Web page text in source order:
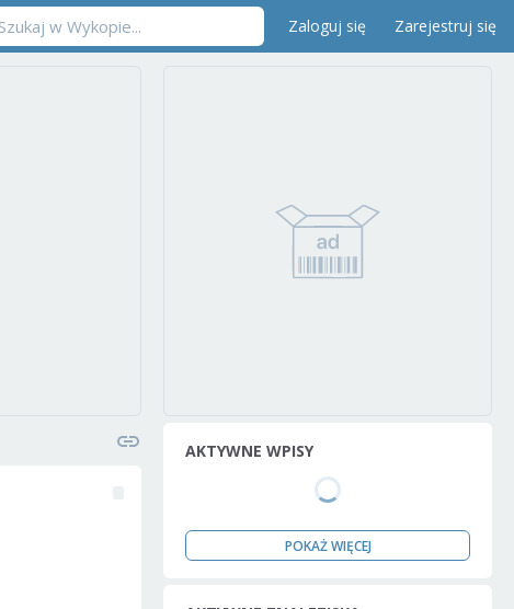
Zaloguj się Zarejestruj się
AKTYWNE WPISY
POKAŻ WIĘCEJ